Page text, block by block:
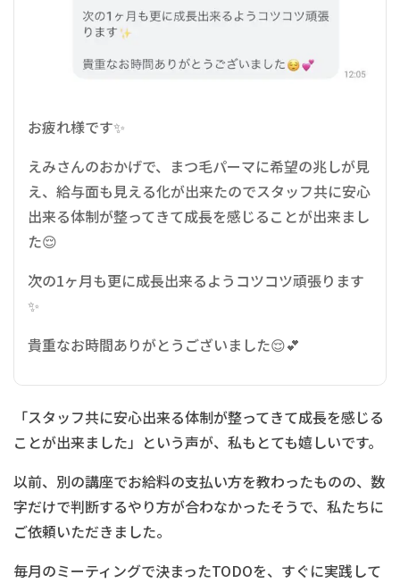
お疲れ様です✨️
えみさんのおかげで、まつ毛パーマに希望の兆しが見
え、給与面も見える化が出来たのでスタッフ共に安心
出来る体制が整ってきて成長を感じることが出来まし
た😌
次の1ヶ月も更に成長出来るようコツコツ頑張ります
✨️
貴重なお時間ありがとうございました😌💕
「スタッフ共に安心出来る体制が整ってきて成長を感じる
ことが出来ました」という声が、私もとても嬉しいです。
以前、別の講座でお給料の支払い方を教わったものの、数
字だけで判断するやり方が合わなかったそうで、私たちに
ご依頼いただきました。
毎月のミーティングで決まったTODOを、すぐに実践して